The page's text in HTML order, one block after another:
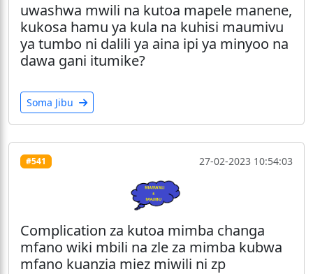
uwashwa mwili na kutoa mapele manene,
kukosa hamu ya kula na kuhisi maumivu
ya tumbo ni dalili ya aina ipi ya minyoo na
dawa gani itumike?
Soma Jibu
#541 27-02-2023 10:54:03
Complication za kutoa mimba changa
mfano wiki mbili na zle za mimba kubwa
mfano kuanzia miez miwili ni zp